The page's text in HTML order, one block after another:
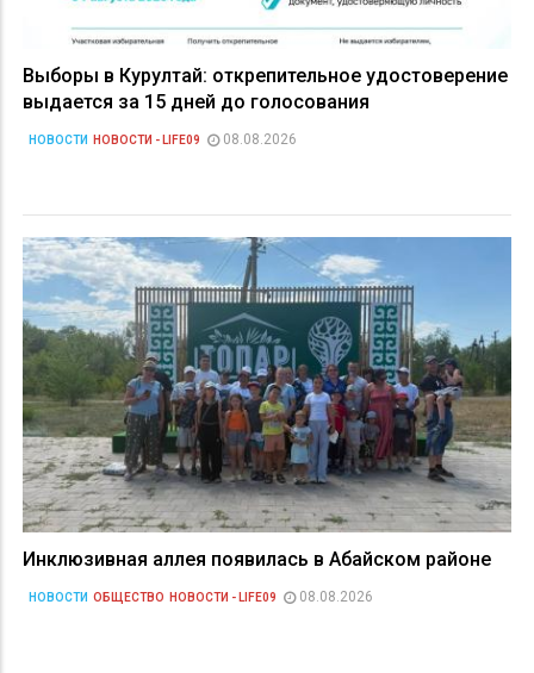
Выборы в Курултай: открепительное удостоверение
выдается за 15 дней до голосования
НОВОСТИ НОВОСТИ - LIFE09 08.08.2026
Инклюзивная аллея появилась в Абайском районе
НОВОСТИ ОБЩЕСТВО НОВОСТИ - LIFE09 08.08.2026